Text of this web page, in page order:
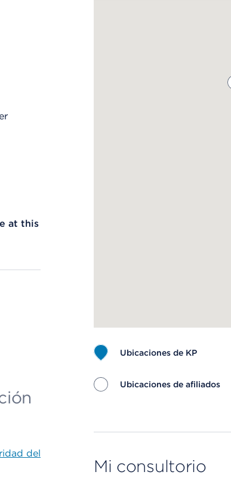
at this
del
Ubicaciones de KP
Ubicaciones de afiliados
Mi consultorio